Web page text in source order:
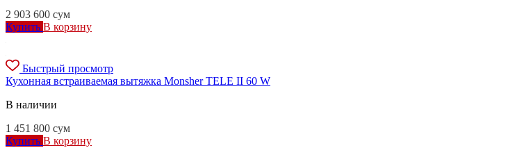
2 903 600 сум
Купить В корзину
Быстрый просмотр
Кухонная встраиваемая вытяжка Monsher TELE II 60 W
В наличии
1 451 800 сум
Купить В корзину